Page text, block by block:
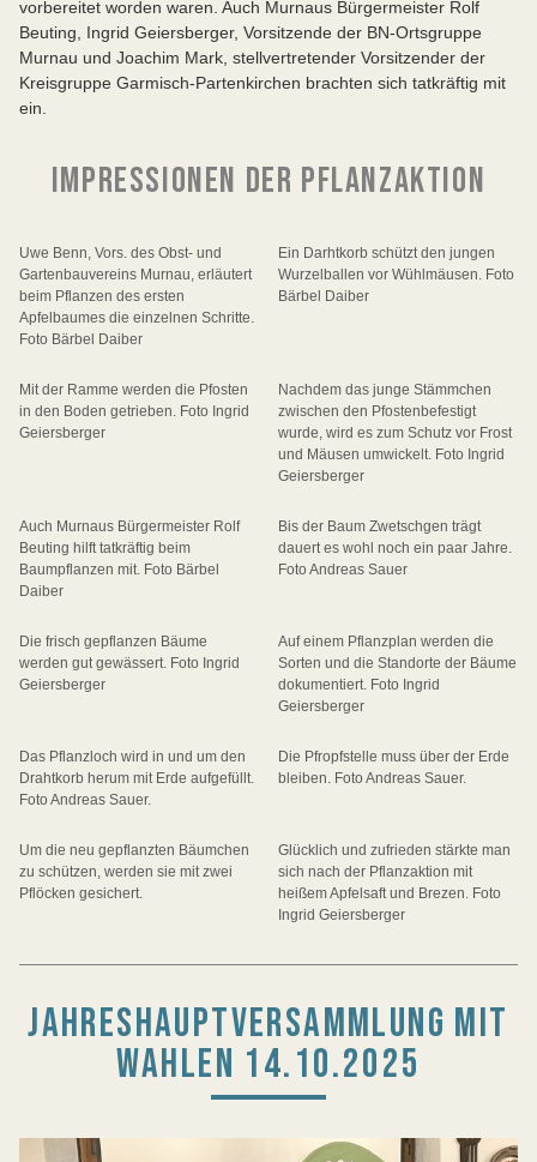
vorbereitet worden waren. Auch Murnaus Bürgermeister Rolf
Beuting, Ingrid Geiersberger, Vorsitzende der BN-Ortsgruppe
Murnau und Joachim Mark, stellvertretender Vorsitzender der
Kreisgruppe Garmisch-Partenkirchen brachten sich tatkräftig mit
ein.
IMPRESSIONEN DER PFLANZAKTION
Uwe Benn, Vors. des Obst- und
Gartenbauvereins Murnau, erläutert
beim Pflanzen des ersten
Apfelbaumes die einzelnen Schritte.
Foto Bärbel Daiber
Ein Darhtkorb schützt den jungen
Wurzelballen vor Wühlmäusen. Foto
Bärbel Daiber
Mit der Ramme werden die Pfosten
in den Boden getrieben. Foto Ingrid
Geiersberger
Nachdem das junge Stämmchen
zwischen den Pfostenbefestigt
wurde, wird es zum Schutz vor Frost
und Mäusen umwickelt. Foto Ingrid
Geiersberger
Auch Murnaus Bürgermeister Rolf
Beuting hilft tatkräftig beim
Baumpflanzen mit. Foto Bärbel
Daiber
Bis der Baum Zwetschgen trägt
dauert es wohl noch ein paar Jahre.
Foto Andreas Sauer
Die frisch gepflanzen Bäume
werden gut gewässert. Foto Ingrid
Geiersberger
Auf einem Pflanzplan werden die
Sorten und die Standorte der Bäume
dokumentiert. Foto Ingrid
Geiersberger
Das Pflanzloch wird in und um den
Drahtkorb herum mit Erde aufgefüllt.
Foto Andreas Sauer.
Die Pfropfstelle muss über der Erde
bleiben. Foto Andreas Sauer.
Um die neu gepflanzten Bäumchen
zu schützen, werden sie mit zwei
Pflöcken gesichert.
Glücklich und zufrieden stärkte man
sich nach der Pflanzaktion mit
heißem Apfelsaft und Brezen. Foto
Ingrid Geiersberger
JAHRESHAUPTVERSAMMLUNG MIT
WAHLEN 14.10.2025